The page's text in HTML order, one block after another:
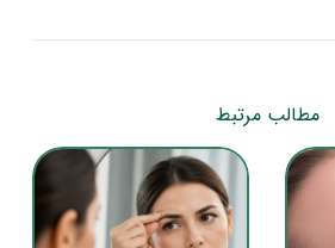
مطالب مرتبط